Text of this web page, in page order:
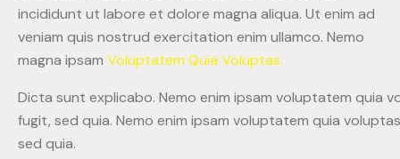
incididunt ut labore et dolore magna aliqua. Ut enim ad
veniam quis nostrud exercitation enim ullamco. Nemo
magna ipsam Voluptatem Quia Voluptas.
Dicta sunt explicabo. Nemo enim ipsam voluptatem quia
fugit, sed quia. Nemo enim ipsam voluptatem quia
sed quia.